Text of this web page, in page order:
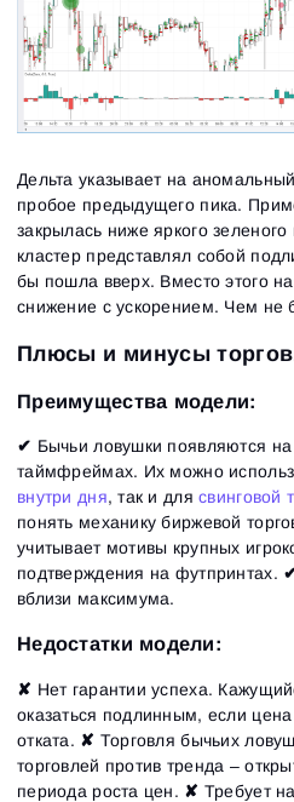
Дельта указывает на
пробое предыдущего пика.
закрылась ниже яркого
кластер представлял собой
бы пошла вверх. Вместо этого
снижение с ускорением. Чем не
Плюсы и минусы
Преимущества модели:
✔ Бычьи ловушки появляются
таймфреймах. Их можно
внутри дня, так и длясвинговой
понять механику биржевой
учитывает мотивы крупных
подтверждения на футпринтах.
вблизи максимума.
Недостатки модели:
✘ Нет гарантии успеха.
оказаться подлинным, если
отката. ✘ Торговля бычьих
торговлей против тренда –
периода роста цен. ✘ Требует